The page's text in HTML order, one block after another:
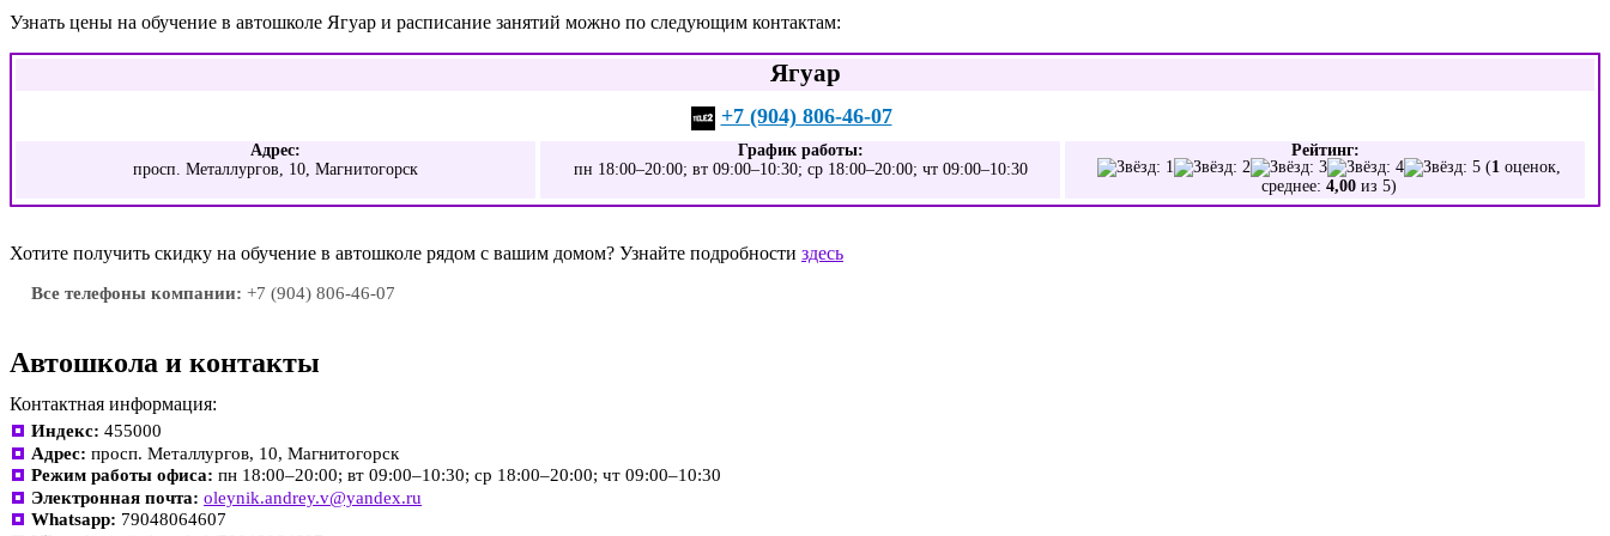
Узнать цены на обучение в автошколе Ягуар и расписание занятий можно по следующим контактам:
Ягуар
+7 (904) 806-46-07
Адрес:
просп. Металлургов, 10, Магнитогорск
График работы:
пн 18:00–20:00; вт 09:00–10:30; ср 18:00–20:00; чт 09:00–10:30
Рейтинг:
(1 оценок,
среднее: 4,00 из 5)
Хотите получить скидку на обучение в автошколе рядом с вашим домом? Узнайте подробности здесь
Все телефоны компании: +7 (904) 806-46-07
Автошкола и контакты
Контактная информация:
Индекс: 455000
Адрес: просп. Металлургов, 10, Магнитогорск
Режим работы офиса: пн 18:00–20:00; вт 09:00–10:30; ср 18:00–20:00; чт 09:00–10:30
Электронная почта: oleynik.andrey.v@yandex.ru
Whatsapp: 79048064607